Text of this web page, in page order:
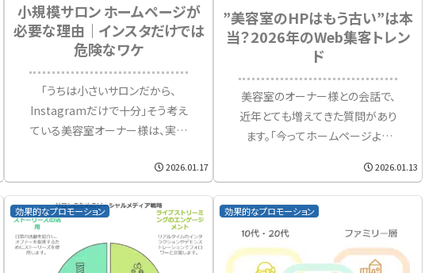
小規模サロン ホームページが
必要な理由｜インスタだけでは
危険なワケ
「うちは小さいサロンだから、
Instagramだけで十分」そう考え
ている美容室オーナー様は、実は
言うと小規模サロンほどホーム
ら、小規模サロンは 人員が限られ
2026.01.17
”美容室のHPはもう古い”は本
当？2026年のWeb集客トレン
ド
美容室のオーナー様との会話で、
近年とても増えてきた質問があり
ます。「今ってホームページより
「もうホームページって古くない
ですか？」結論から言えば、“ホー
ムページが古い”というのは完全
な誤解です。一方で、202...
2026.01.13
効果的なプロモーション 効果的なプロモーション